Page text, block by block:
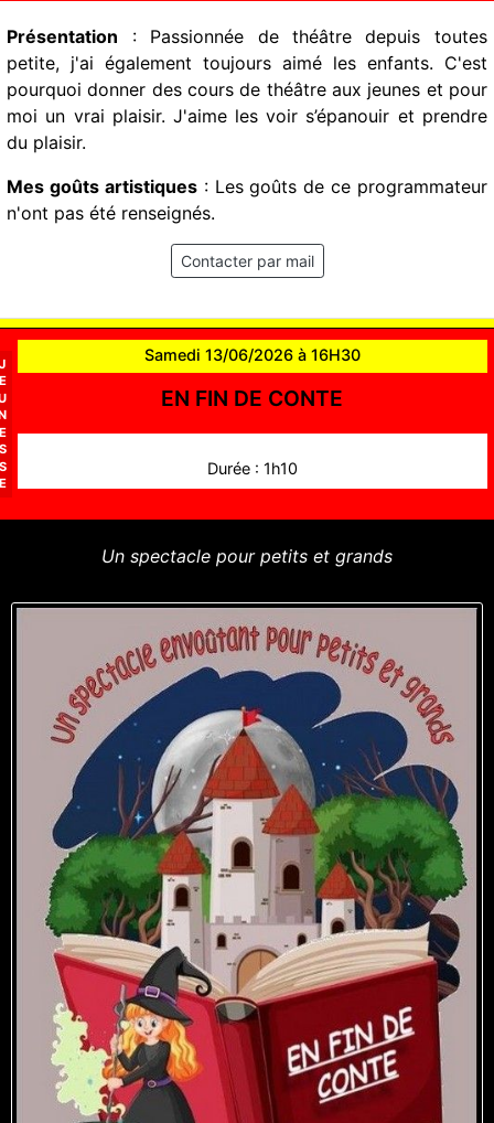
Présentation : Passionnée de théâtre depuis toutes
petite, j'ai également toujours aimé les enfants. C'est
pourquoi donner des cours de théâtre aux jeunes et pour
moi un vrai plaisir. J'aime les voir s’épanouir et prendre
du plaisir.
Mes goûts artistiques: Les goûts de ce programmateur
n'ont pas été renseignés.
Contacter par mail
J
Samedi 13/06/2026 à 16H30
EN FIN DE CONTE
Durée : 1h10
Un spectacle pour petits et grands